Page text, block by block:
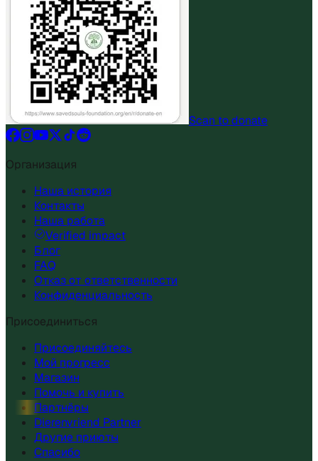
Scan to donate
Организация
Наша история
Контакты
Наша работа
Verified impact
Блог
FAQ
Отказ от ответственности
Конфиденциальность
Присоединиться
Присоединяйтесь
Мой прогресс
Магазин
Помочь и купить
Партнёры
Dierenvriend Partner
Другие приюты
Спасибо